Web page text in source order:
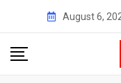
content
August 6,